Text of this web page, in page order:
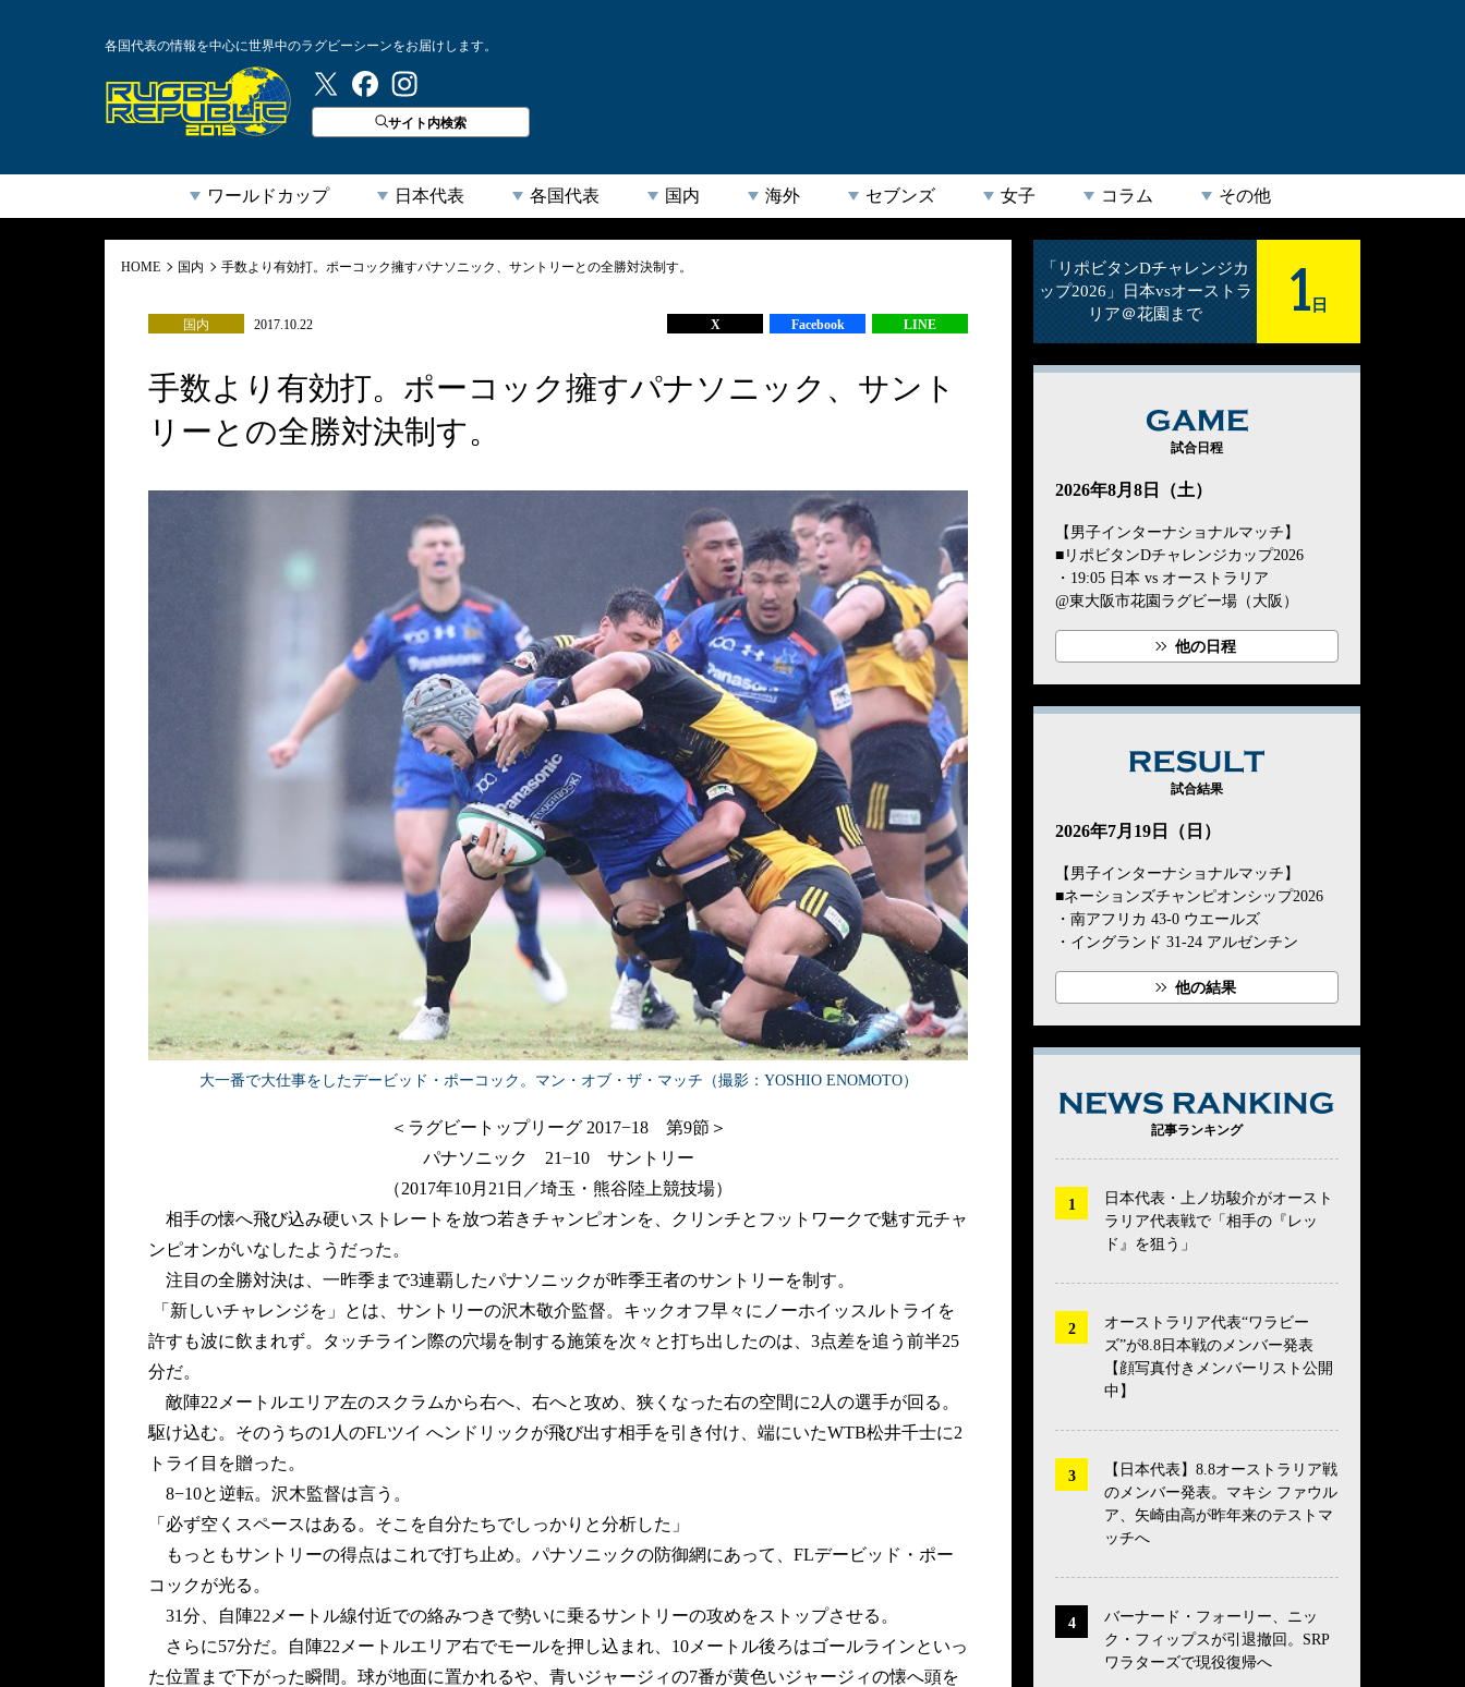
各国代表の情報を中心に世界中のラグビーシーンをお届けします。
ラグビーリパブリック
サイト内検索
ワールドカップ 日本代表 各国代表 国内 海外 セブンズ 女子 コラム その他
HOME 国内 手数より有効打。ポーコック擁すパナソニック、サントリーとの全勝対決制す。
国内 2017.10.22 X Facebook LINE
手数より有効打。ポーコック擁すパナソニック、サント
リーとの全勝対決制す。
大一番で大仕事をしたデービッド・ポーコック。マン・オブ・ザ・マッチ（撮影：YOSHIO ENOMOTO）
＜ラグビートップリーグ 2017−18 第9節＞
パナソニック 21−10 サントリー
（2017年10月21日／埼玉・熊谷陸上競技場）
相手の懐へ飛び込み硬いストレートを放つ若きチャンピオンを、クリンチとフットワークで魅す元チャ
ンピオンがいなしたようだった。
注目の全勝対決は、一昨季まで3連覇したパナソニックが昨季王者のサントリーを制す。
「新しいチャレンジを」とは、サントリーの沢木敬介監督。キックオフ早々にノーホイッスルトライを
許すも波に飲まれず。タッチライン際の穴場を制する施策を次々と打ち出したのは、3点差を追う前半25
分だ。
敵陣22メートルエリア左のスクラムから右へ、右へと攻め、狭くなった右の空間に2人の選手が回る。
駆け込む。そのうちの1人のFLツイ へンドリックが飛び出す相手を引き付け、端にいたWTB松井千士に2
トライ目を贈った。
8−10と逆転。沢木監督は言う。
「必ず空くスペースはある。そこを自分たちでしっかりと分析した」
もっともサントリーの得点はこれで打ち止め。パナソニックの防御網にあって、FLデービッド・ポー
コックが光る。
31分、自陣22メートル線付近での絡みつきで勢いに乗るサントリーの攻めをストップさせる。
さらに57分だ。自陣22メートルエリア右でモールを押し込まれ、10メートル後ろはゴールラインといっ
た位置まで下がった瞬間。球が地面に置かれるや、青いジャージィの7番が黄色いジャージィの懐へ頭を
「リポビタンDチャレンジカ
ップ2026」日本vsオーストラ
リア＠花園まで
1 日
GAME
試合日程
2026年8月8日（土）
【男子インターナショナルマッチ】
■リポビタンDチャレンジカップ2026
・19:05 日本 vs オーストラリア
@東大阪市花園ラグビー場（大阪）
他の日程
試合結果
2026年7月19日（日）
【男子インターナショナルマッチ】
■ネーションズチャンピオンシップ2026
・南アフリカ 43-0 ウエールズ
・イングランド 31-24 アルゼンチン
他の結果
記事ランキング
日本代表・上ノ坊駿介がオースト
ラリア代表戦で「相手の『レッ
ド』を狙う」
オーストラリア代表“ワラビー
ズ”が8.8日本戦のメンバー発表
【顔写真付きメンバーリスト公開
中】
【日本代表】8.8オーストラリア戦
のメンバー発表。マキシ ファウル
ア、矢崎由高が昨年来のテストマ
ッチへ
バーナード・フォーリー、ニッ
ク・フィップスが引退撤回。SRP
ワラターズで現役復帰へ